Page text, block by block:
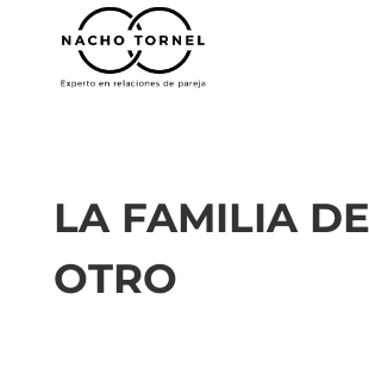
LA FAMILIA
OTRO